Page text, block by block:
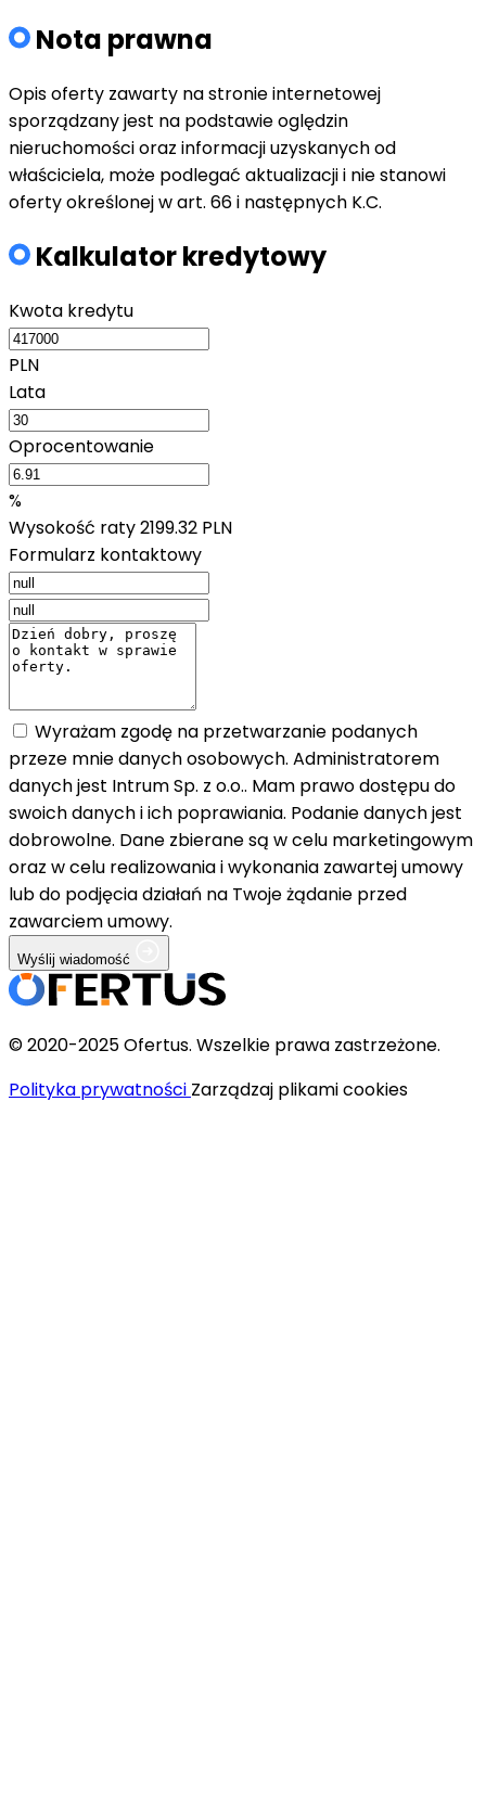
Nota prawna
Opis oferty zawarty na stronie internetowej
sporządzany jest na podstawie oględzin
nieruchomości oraz informacji uzyskanych od
właściciela, może podlegać aktualizacji i nie stanowi
oferty określonej w art. 66 i następnych K.C.
Kalkulator kredytowy
Kwota kredytu
PLN
Lata
Oprocentowanie
%
Wysokość raty2199.32 PLN
Formularz kontaktowy
Wyrażam zgodę na przetwarzanie podanych
przeze mnie danych osobowych. Administratorem
danych jest Intrum Sp. z o.o.. Mam prawo dostępu do
swoich danych i ich poprawiania. Podanie danych jest
dobrowolne. Dane zbierane są w celu marketingowym
oraz w celu realizowania i wykonania zawartej umowy
lub do podjęcia działań na Twoje żądanie przed
zawarciem umowy.
Wyślij wiadomość
© 2020-2025 Ofertus. Wszelkie prawa zastrzeżone.
Polityka prywatności Zarządzaj plikami cookies